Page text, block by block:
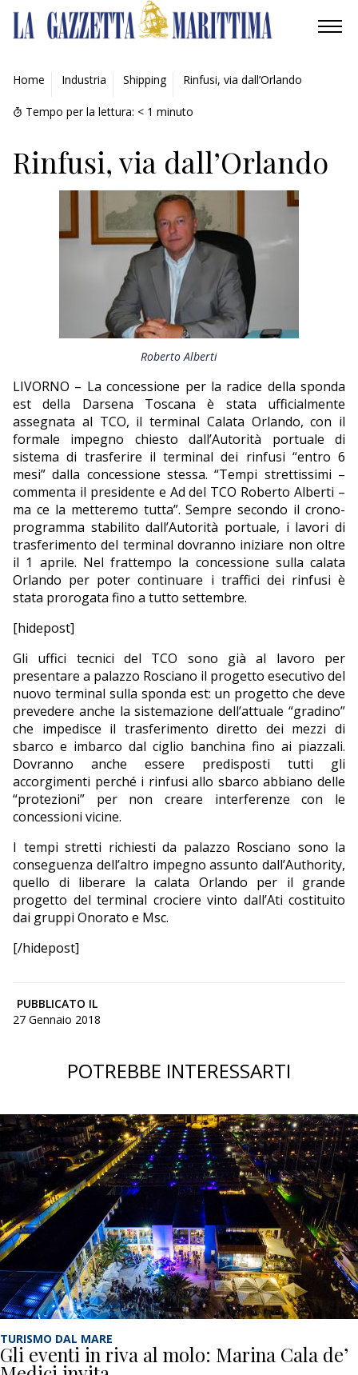
AMBIENTE
MOBILITÀ
INDUSTRIA
RICERCA
ECONOMIA
EDITORIALI
Home Industria Shipping Rinfusi, via dall’Orlando
Tempo per la lettura: < 1 minuto
Rinfusi, via dall’Orlando
Roberto Alberti
LIVORNO – La concessione per la radice della sponda
est della Darsena Toscana è stata ufficialmente
assegnata al TCO, il terminal Calata Orlando, con il
formale impegno chiesto dall’Autorità portuale di
sistema di trasferire il terminal dei rinfusi “entro 6
mesi” dalla concessione stessa. “Tempi strettissimi –
commenta il presidente e Ad del TCO Roberto Alberti –
ma ce la metteremo tutta”. Sempre secondo il crono-
programma stabilito dall’Autorità portuale, i lavori di
trasferimento del terminal dovranno iniziare non oltre
il 1 aprile. Nel frattempo la concessione sulla calata
Orlando per poter continuare i traffici dei rinfusi è
stata prorogata fino a tutto settembre.
[hidepost]
Gli uffici tecnici del TCO sono già al lavoro per
presentare a palazzo Rosciano il progetto esecutivo del
nuovo terminal sulla sponda est: un progetto che deve
prevedere anche la sistemazione dell’attuale “gradino”
che impedisce il trasferimento diretto dei mezzi di
sbarco e imbarco dal ciglio banchina fino ai piazzali.
Dovranno anche essere predisposti tutti gli
accorgimenti perché i rinfusi allo sbarco abbiano delle
“protezioni” per non creare interferenze con le
concessioni vicine.
I tempi stretti richiesti da palazzo Rosciano sono la
conseguenza dell’altro impegno assunto dall’Authority,
quello di liberare la calata Orlando per il grande
progetto del terminal crociere vinto dall’Ati costituito
dai gruppi Onorato e Msc.
[/hidepost]
PUBBLICATO IL
27 Gennaio 2018
POTREBBE INTERESSARTI
TURISMO DAL MARE
Gli eventi in riva al molo: Marina Cala de’